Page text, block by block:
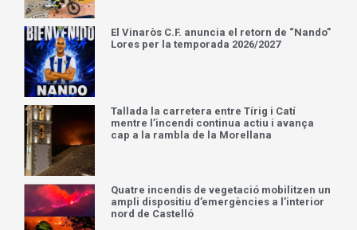
El Vinaròs C.F. anuncia el retorn de “Nando”
Lores per la temporada 2026/2027
Tallada la carretera entre Tírig i Catí
mentre l’incendi continua actiu i avança
cap a la rambla de la Morellana
Quatre incendis de vegetació mobilitzen un
ampli dispositiu d’emergències a l’interior
nord de Castelló